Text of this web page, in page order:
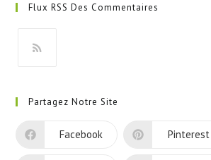
un
onglet
Flux RSS Des Commentaires
un
nouvel
Partagez Notre Site
Facebook Pinterest